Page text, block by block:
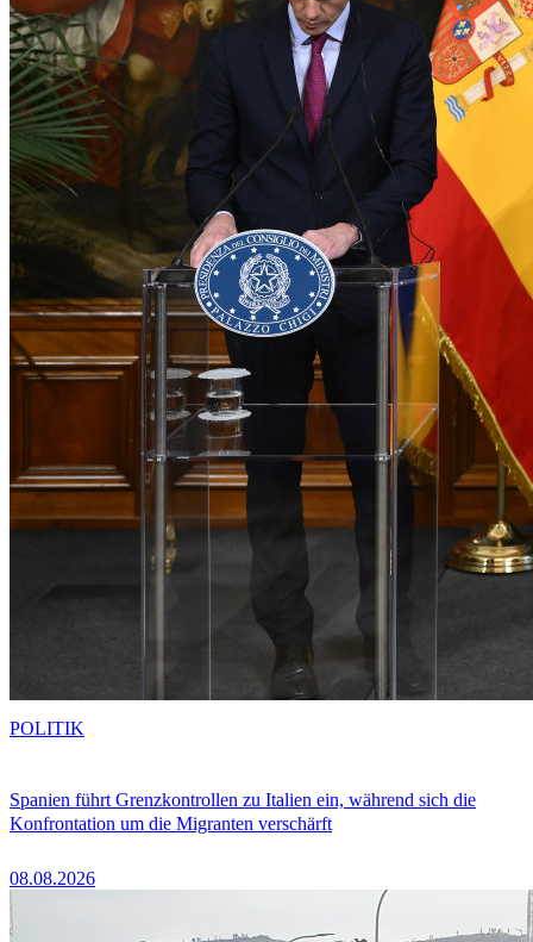
Spanien führt Grenzkontrollen zu Italien ein, während sich die
Konfrontation um die Migranten verschärft
08.08.2026
POLITIK